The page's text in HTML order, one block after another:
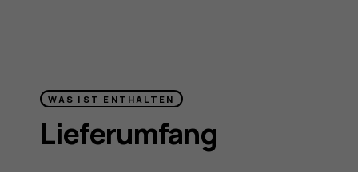
WAS IST ENTHALTEN
Lieferumfang